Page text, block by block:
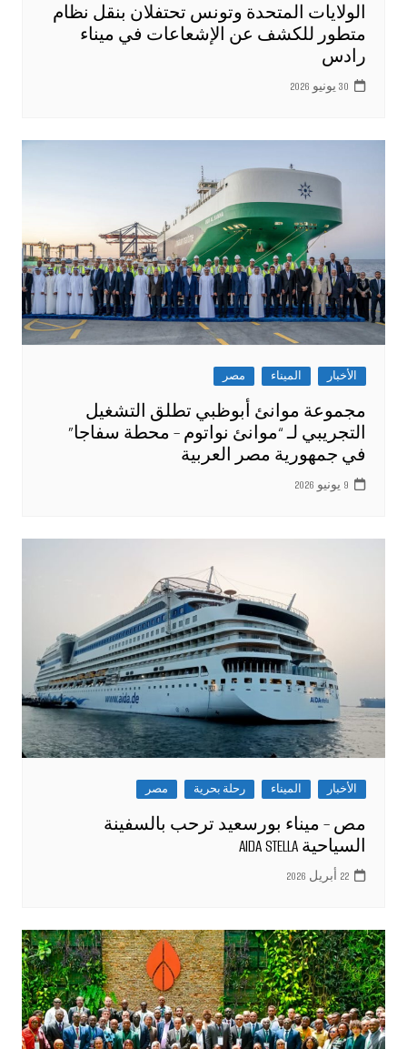
الولايات المتحدة وتونس تحتفلان بنقل نظام
متطور للكشف عن الإشعاعات في ميناء
رادس
30 يونيو 2026
الأخبار الميناء مصر
مجموعة موانئ أبوظبي تطلق التشغيل
التجريبي لـ “موانئ نواتوم – محطة سفاجا”
‏في جمهورية مصر العربية
9 يونيو 2026
الأخبار الميناء رحلة بحرية مصر
مص – ميناء بورسعيد ترحب بالسفينة
السياحية AIDA STELLA
22 أبريل 2026